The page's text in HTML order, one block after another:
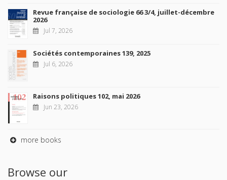
Revue française de sociologie 66 3/4, juillet-décembre
2026
Jul 7, 2026
Sociétés contemporaines 139, 2025
Jul 6, 2026
Raisons politiques 102, mai 2026
Jun 23, 2026
more books
Browse our